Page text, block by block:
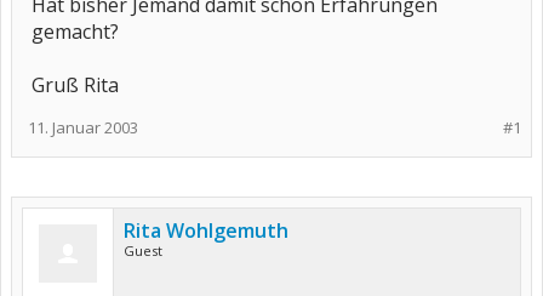
gemacht?
Gruß Rita
#1
11. Januar 2003
Rita Wohlgemuth
Guest